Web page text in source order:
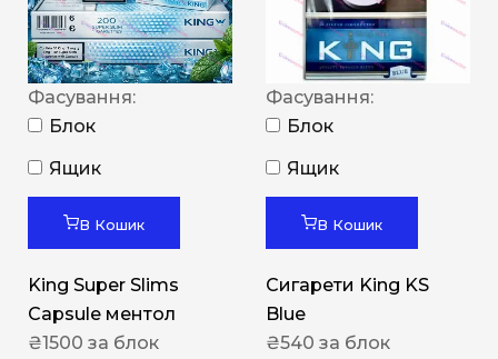
Фасування:
Блок
Ящик
В Кошик
King Super Slims
Capsule ментол
₴1500 за блок
Фасування:
Блок
Ящик
В Кошик
Сигарети King KS
Blue
₴540 за блок